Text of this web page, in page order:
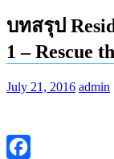
บทสรุป
1 – Rescue
July 21, 2016 admin